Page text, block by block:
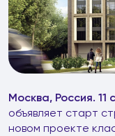
Москва, Россия. 11
объявляет старт
новом проекте